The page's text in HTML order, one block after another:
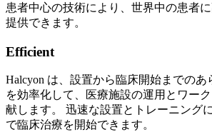
患者中心の技術により、世界中の患者
提供できます。
Efficient
Halcyon は、設置から臨床開始までのあ
を効率化して、医療施設の運用とワー
献します。 迅速な設置とトレーニング
で臨床治療を開始できます。